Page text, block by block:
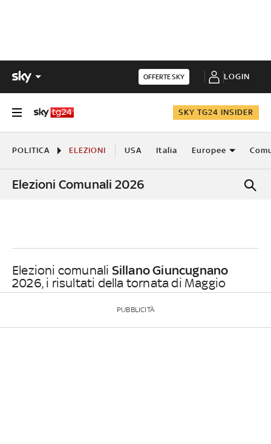
OFFERTE SKY LOGIN
SKY TG24 INSIDER
POLITICA ELEZIONI USA Italia Europee
Elezioni Comunali 2026
Elezioni comunali Sillano Giuncugnano
2026, i risultati della tornata di Maggio
PUBBLICITÀ